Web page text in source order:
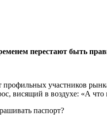
перестают быть
участников
висящий в воздухе: «А что
паспорт?